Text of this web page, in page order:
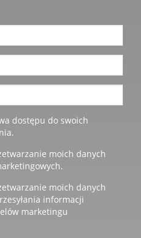
dostępu do swoich
moich danych
moich danych
informacji
marketingu